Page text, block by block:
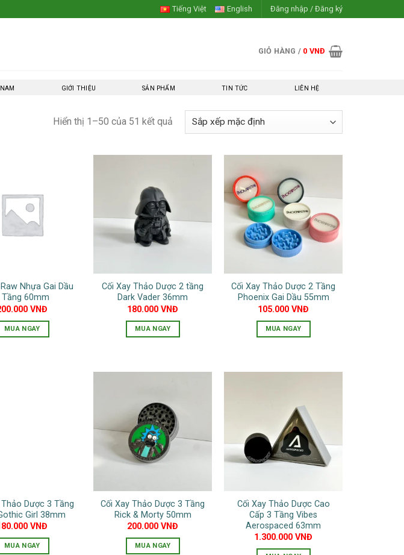
Tiếng Việt English Đăng nhập / Đăng ký
GIỎ HÀNG / 0 VNĐ
GIỚI THIỆU SẢN PHẨM TIN TỨC LIÊN HỆ
Hiển thị 1–50 của 51 kết quả
Nhựa Gai Dầu
Tầng 60mm
VNĐ
MUA NGAY
Cối Xay Thảo Dược 2 tầng
Dark Vader 36mm
180.000VNĐ
MUA NGAY
Cối Xay Thảo Dược 2 Tầng
Phoenix Gai Dầu 55mm
105.000VNĐ
MUA NGAY
này
biến
thể.
Các
tùy
được
chọn
trên
trang
Thảo Dược 3 Tầng
Girl 38mm
VNĐ
MUA NGAY
Cối Xay Thảo Dược 3 Tầng
Rick & Morty 50mm
200.000VNĐ
MUA NGAY
Cối Xay Thảo Dược Cao
Cấp 3 Tầng Vibes
Aerospaced 63mm
1.300.000VNĐ